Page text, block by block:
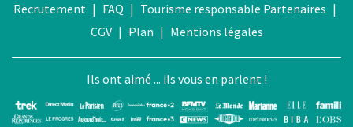
Recrutement | FAQ | Tourisme responsable Partenaires |
CGV | Plan | Mentions légales
Ils ont aimé ... ils vous en parlent !